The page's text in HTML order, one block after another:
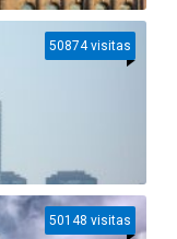
50874 visitas
50148 visitas